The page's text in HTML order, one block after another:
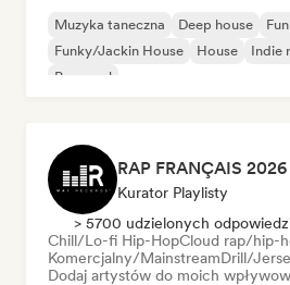
Muzyka taneczna Deep house
Funky/Jackin House
House Indie
Pop-soul
Kurator Playlisty
> 5700 udzielonych
Chill/Lo-fi Hip-HopCloud rap/hip-
Komercjalny/MainstreamDrill/
Dodaj artystów do moich